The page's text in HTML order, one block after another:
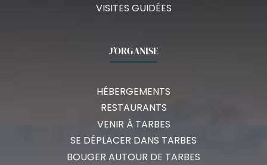
VISITES GUIDÉES
J’ORGANISE
HÉBERGEMENTS
RESTAURANTS
VENIR À TARBES
SE DÉPLACER DANS TARBES
BOUGER AUTOUR DE TARBES